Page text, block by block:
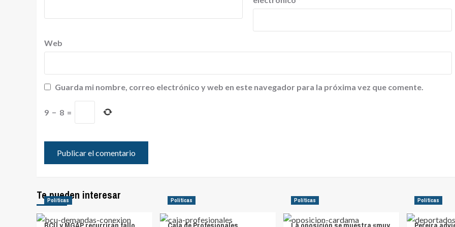
Web
Guarda mi nombre, correo electrónico y web en este navegador para la próxima vez que comente.
9 − 8 =
Te pueden interesar
Políticas Políticas Políticas Políticas